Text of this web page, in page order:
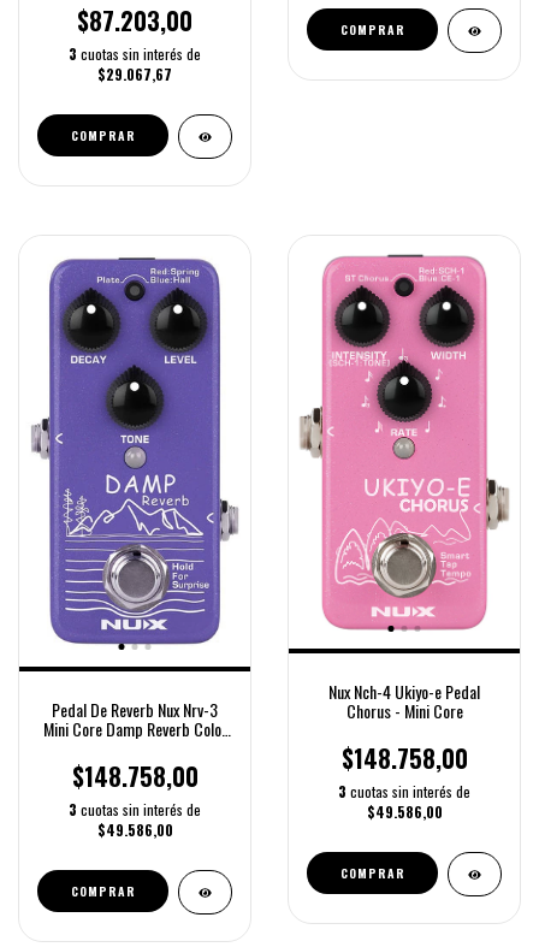
$87.203,00
3 cuotas sin interés de
$29.067,67
COMPRAR
COMPRAR
Pedal De Reverb Nux Nrv-3
Mini Core Damp Reverb Color
$148.758,00
3 cuotas sin interés de
$49.586,00
COMPRAR
Nux Nch-4 Ukiyo-e Pedal
Chorus - Mini Core
$148.758,00
3 cuotas sin interés de
$49.586,00
COMPRAR